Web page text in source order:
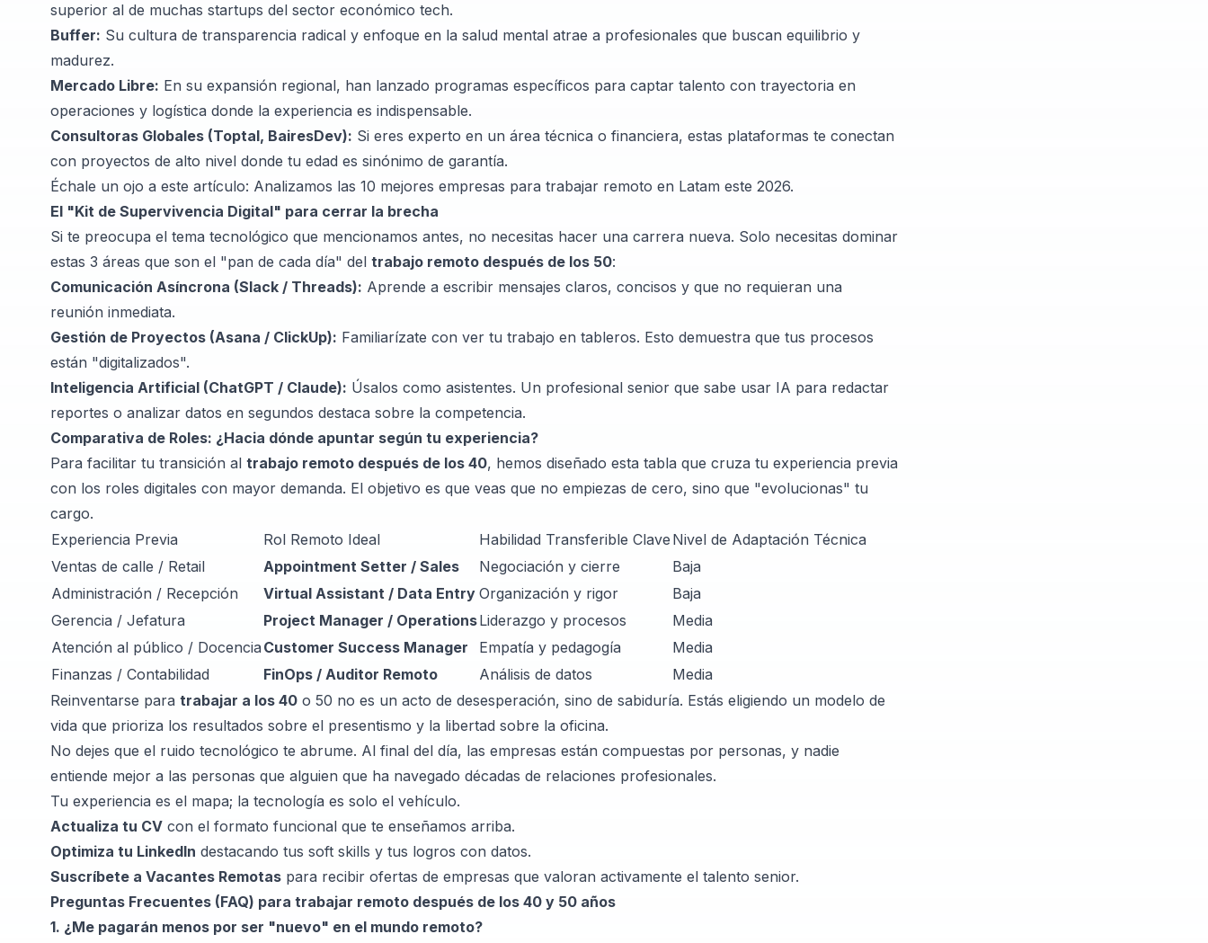
superior al de muchas startups del sector económico tech.
Buffer: Su cultura de transparencia radical y enfoque en la salud mental atrae a profesionales que buscan equilibrio y
madurez.
Mercado Libre: En su expansión regional, han lanzado programas específicos para captar talento con trayectoria en
operaciones y logística donde la experiencia es indispensable.
Consultoras Globales (Toptal, BairesDev): Si eres experto en un área técnica o financiera, estas plataformas te conectan
con proyectos de alto nivel donde tu edad es sinónimo de garantía.
Échale un ojo a este artículo: Analizamos las 10 mejores empresas para trabajar remoto en Latam este 2026.
El "Kit de Supervivencia Digital" para cerrar la brecha
Si te preocupa el tema tecnológico que mencionamos antes, no necesitas hacer una carrera nueva. Solo necesitas dominar
estas 3 áreas que son el "pan de cada día" del trabajo remoto después de los 50:
Comunicación Asíncrona (Slack / Threads): Aprende a escribir mensajes claros, concisos y que no requieran una
reunión inmediata.
Gestión de Proyectos (Asana / ClickUp): Familiarízate con ver tu trabajo en tableros. Esto demuestra que tus procesos
están "digitalizados".
Inteligencia Artificial (ChatGPT / Claude): Úsalos como asistentes. Un profesional senior que sabe usar IA para redactar
reportes o analizar datos en segundos destaca sobre la competencia.
Comparativa de Roles: ¿Hacia dónde apuntar según tu experiencia?
Para facilitar tu transición al trabajo remoto después de los 40, hemos diseñado esta tabla que cruza tu experiencia previa
con los roles digitales con mayor demanda. El objetivo es que veas que no empiezas de cero, sino que "evolucionas" tu
cargo.
Experiencia Previa
Rol Remoto Ideal Habilidad Transferible Clave Nivel de Adaptación Técnica
Ventas de calle / Retail
Appointment Setter / Sales Negociación y cierre
Baja
Administración / Recepción
Virtual Assistant / Data Entry Organización y rigor
Baja
Gerencia / Jefatura
Project Manager / OperationsLiderazgo y procesos
Media
Atención al público / Docencia Customer Success Manager Empatía y pedagogía
Media
Finanzas / Contabilidad
FinOps / Auditor Remoto Análisis de datos
Media
Reinventarse para trabajar a los 40 o 50 no es un acto de desesperación, sino de sabiduría. Estás eligiendo un modelo de
vida que prioriza los resultados sobre el presentismo y la libertad sobre la oficina.
No dejes que el ruido tecnológico te abrume. Al final del día, las empresas están compuestas por personas, y nadie
entiende mejor a las personas que alguien que ha navegado décadas de relaciones profesionales.
Tu experiencia es el mapa; la tecnología es solo el vehículo.
Actualiza tu CV con el formato funcional que te enseñamos arriba.
Optimiza tu LinkedIn destacando tus soft skills y tus logros con datos.
Suscríbete a Vacantes Remotas para recibir ofertas de empresas que valoran activamente el talento senior.
Preguntas Frecuentes (FAQ) para trabajar remoto después de los 40 y 50 años
1. ¿Me pagarán menos por ser "nuevo" en el mundo remoto?